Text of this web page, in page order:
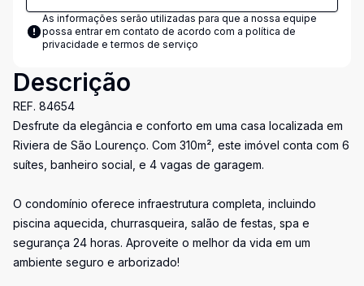
As informações serão utilizadas para que a nossa equipe
possa entrar em contato de acordo com a política de
privacidade e termos de serviço
Descrição
REF. 84654
Desfrute da elegância e conforto em uma casa localizada em
Riviera de São Lourenço. Com 310m², este imóvel conta com 6
suítes, banheiro social, e 4 vagas de garagem.
O condomínio oferece infraestrutura completa, incluindo
piscina aquecida, churrasqueira, salão de festas, spa e
segurança 24 horas. Aproveite o melhor da vida em um
ambiente seguro e arborizado!